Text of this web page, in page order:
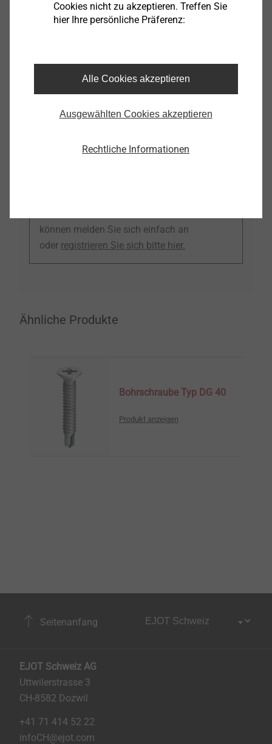
Werkstoff Edelstahl
Bestellbezeichnung PT Typ DG Bohrschraube 50x16
VPE 100
können melden Sie sich einfach an
oder registrieren Sie sich bitte hier.
Ähnliche Produkte
Bohrschraube Typ DG 40
Produkt anzeigen
Seitenanfang
EJOT Schweiz AG
Uttwilerstrasse 3
CH-8582 Dozwil
+41 71 414 52 22
infoCH@ejot.com
Cookies nicht zu akzeptieren. Treffen Sie
hier Ihre persönliche Präferenz:
Alle Cookies akzeptieren
Ausgewählten Cookies akzeptieren
Rechtliche Informationen